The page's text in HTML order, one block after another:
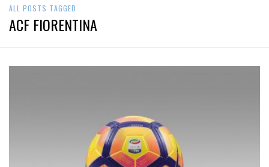
ALL POSTS TAGGED
ACF FIORENTINA